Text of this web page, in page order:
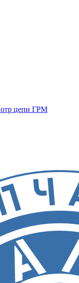
цепи ГРМ